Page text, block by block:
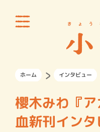
ホーム インタビュー
櫻木みわ『
血新刊イン